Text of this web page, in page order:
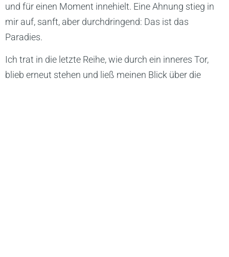
und für einen Moment innehielt. Eine Ahnung stieg in
mir auf, sanft, aber durchdringend: Das ist das
Paradies.
Ich trat in die letzte Reihe, wie durch ein inneres Tor,
blieb erneut stehen und ließ meinen Blick über die